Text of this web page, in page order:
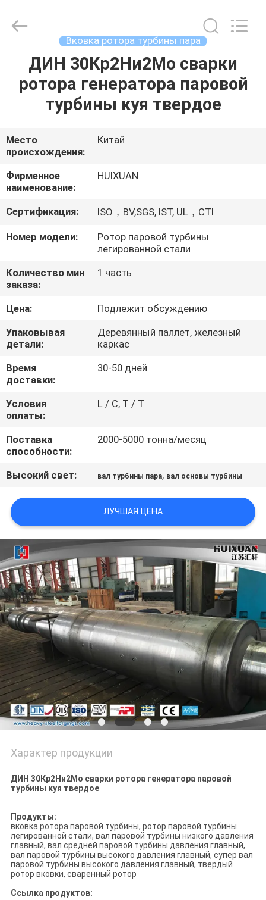
ДОМ
ПРОДУКТЫ
РОЛИКИ
О
НАС
ПУТЕШЕСТВИЕ
ПРОВЕРКА
КАЧЕСТВА
КАРТА
САЙТА
PRIVACY
POLICY
ENERGY
EQUIPMENT
Вковка ротора турбины пара
ДИН 30Кр2Ни2Мо сварки
ротора генератора паровой
турбины куя твердое
Место
происхождения:
Китай
Фирменное
наименование:
HUIXUAN
Сертификация: ISO，BV,SGS, IST, UL，CTI
Номер модели:
Ротор паровой турбины
легированной стали
Количество мин
заказа:
1 часть
Цена:
Подлежит обсуждению
Упаковывая
детали:
Деревянный паллет, железный
каркас
Время
доставки:
30-50 дней
Условия
оплаты:
L / C, T / T
Поставка
способности:
2000-5000 тонна/месяц
Высокий свет: вал турбины пара, вал основы турбины
ЛУЧШАЯ ЦЕНА
Характер продукции
ДИН 30Кр2Ни2Мо сварки ротора генератора паровой
турбины куя твердое
Продукты:
вковка ротора паровой турбины, ротор паровой турбины
легированной стали, вал паровой турбины низкого давления
главный, вал средней паровой турбины давления главный,
вал паровой турбины высокого давления главный, супер вал
паровой турбины высокого давления главный, твердый
ротор вковки, сваренный ротор
Ссылка продуктов: